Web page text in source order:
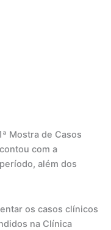
Mostra de Casos
com a
além dos
os casos clínicos
na Clínica